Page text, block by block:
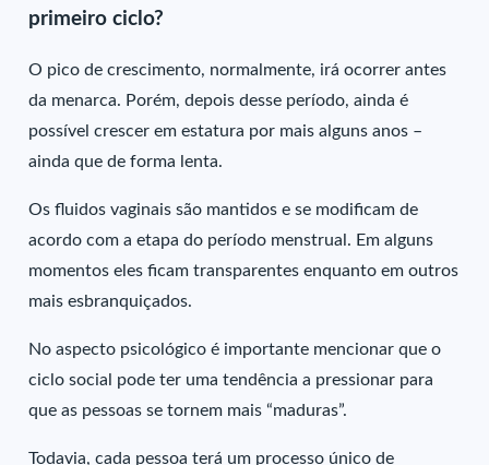
primeiro ciclo?
O pico de crescimento, normalmente, irá ocorrer antes
da menarca. Porém, depois desse período, ainda é
possível crescer em estatura por mais alguns anos –
ainda que de forma lenta.
Os fluidos vaginais são mantidos e se modificam de
acordo com a etapa do período menstrual. Em alguns
momentos eles ficam transparentes enquanto em outros
mais esbranquiçados.
No aspecto psicológico é importante mencionar que o
ciclo social pode ter uma tendência a pressionar para
que as pessoas se tornem mais “maduras”.
Todavia, cada pessoa terá um processo único de